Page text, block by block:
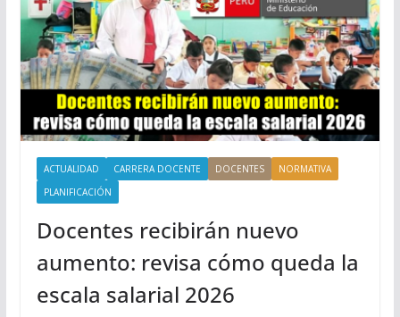
ACTUALIDAD CARRERA DOCENTE DOCENTES
NORMATIVA
PLANIFICACIÓN
Docentes recibirán nuevo
aumento: revisa cómo queda la
escala salarial 2026